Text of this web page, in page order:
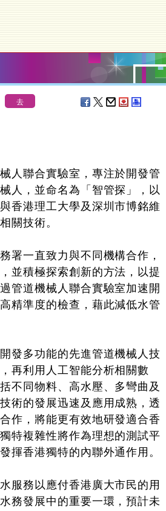
聯合實驗室，專注於開發管
人，並命名為「智管探」，以
香港理工大學及深圳市博銘維
關技術。
一直致力與不同機構合作，
並積極探索創新的方法，以提
管道機械人聯合實驗室加速開
精準度的檢查，藉此減低水管
多功能的先進管道機械人技
再利用人工智能分析相關數
不同物料、高水壓、多彎曲及
術的發展迅速及應用成熟，透
作，將能更有效地研發適合香
特複雜性將作為理想的測試平
揮香港獨特的內聯外通作用。
務以應付香港廣大市民的用
務發展中的重要一環，預計未